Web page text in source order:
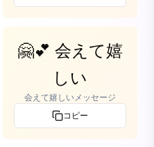
🤗💕 会えて嬉
しい
会えて嬉しいメッセージ
コピー